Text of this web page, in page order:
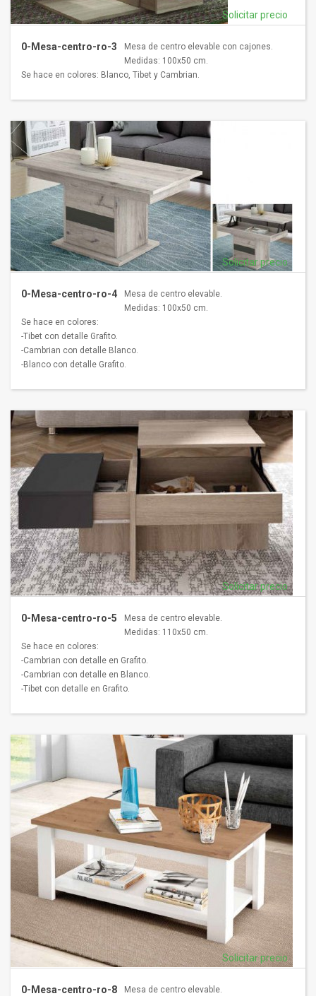
0-Mesa-centro-ro-3
Solicitar precio
Mesa de centro elevable con cajones.
Medidas: 100x50 cm.
Se hace en colores: Blanco, Tibet y Cambrian.
0-Mesa-centro-ro-4
Solicitar precio
Mesa de centro elevable.
Medidas: 100x50 cm.
Se hace en colores:
-Tibet con detalle Grafito.
-Cambrian con detalle Blanco.
-Blanco con detalle Grafito.
0-Mesa-centro-ro-5
Solicitar precio
Mesa de centro elevable.
Medidas: 110x50 cm.
Se hace en colores:
-Cambrian con detalle en Grafito.
-Cambrian con detalle en Blanco.
-Tibet con detalle en Grafito.
0-Mesa-centro-ro-8
Solicitar precio
Mesa de centro elevable.